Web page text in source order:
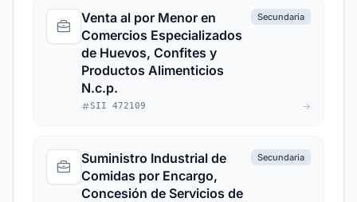
Venta al por Menor en
Comercios Especializados
de Huevos, Confites y
Productos Alimenticios
N.c.p.
Secundaria
SII 472109
Suministro Industrial de
Comidas por Encargo,
Concesión de Servicios de
Secundaria